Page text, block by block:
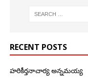
RECENT POSTS
హరికీర్తనాచార్య అన్నమయ్య